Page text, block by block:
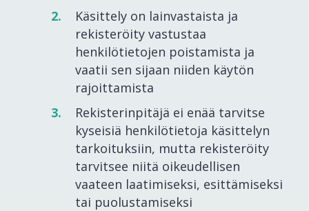
Käsittely on lainvastaista ja
rekisteröity vastustaa
henkilötietojen poistamista ja
vaatii sen sijaan niiden käytön
rajoittamista
Rekisterinpitäjä ei enää tarvitse
kyseisiä henkilötietoja käsittelyn
tarkoituksiin, mutta rekisteröity
tarvitsee niitä oikeudellisen
vaateen laatimiseksi, esittämiseksi
tai puolustamiseksi